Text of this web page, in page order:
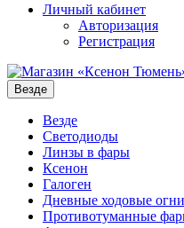
Личный кабинет
Авторизация
Регистрация
Везде
Везде
Светодиоды
Линзы в фары
Ксенон
Галоген
Дневные ходовые огни
Противотуманные